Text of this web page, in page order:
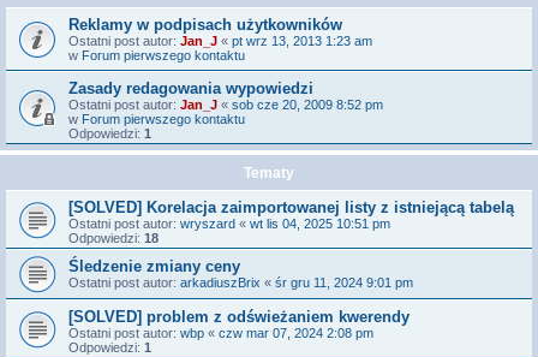
Reklamy w podpisach użytkowników
Ostatni post autor: Jan_J « pt wrz 13, 2013 1:23 am
w Forum pierwszego kontaktu
Zasady redagowania wypowiedzi
Ostatni post autor: Jan_J « sob cze 20, 2009 8:52 pm
w Forum pierwszego kontaktu
Odpowiedzi: 1
Tematy
[SOLVED] Korelacja zaimportowanej listy z istniejącą tabelą
Ostatni post autor: wryszard « wt lis 04, 2025 10:51 pm
Odpowiedzi: 18
Śledzenie zmiany ceny
Ostatni post autor: arkadiuszBrix « śr gru 11, 2024 9:01 pm
[SOLVED] problem z odświeżaniem kwerendy
Ostatni post autor: wbp « czw mar 07, 2024 2:08 pm
Odpowiedzi: 1